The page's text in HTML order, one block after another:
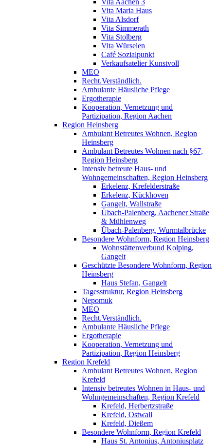
Vita Aachen 3
Vita Maria Haus
Vita Alsdorf
Vita Simmerath
Vita Stolberg
Vita Würselen
Café Sozialpunkt
Verkaufsatelier Kunstvoll
MEO
Recht.Verständlich.
Ambulante Häusliche Pflege
Ergotherapie
Kooperation, Vernetzung und
Partizipation, Region Aachen
Region Heinsberg
Ambulant Betreutes Wohnen, Region
Heinsberg
Ambulant Betreutes Wohnen nach §67,
Region Heinsberg
Intensiv betreute Haus- und
Wohngemeinschaften, Region Heinsberg
Erkelenz, Krefelderstraße
Erkelenz, Kückhoven
Gangelt, Wallstraße
Übach-Palenberg, Aachener Straße
& Mühlenweg
Übach-Palenberg, Wurmtalbrücke
Besondere Wohnform, Region Heinsberg
Wohnstättenverbund Kolping,
Gangelt
Geschützte Besondere Wohnform, Region
Heinsberg
Haus Stefan, Gangelt
Tagesstruktur, Region Heinsberg
Nepomuk
MEO
Recht.Verständlich.
Ambulante Häusliche Pflege
Ergotherapie
Kooperation, Vernetzung und
Partizipation, Region Heinsberg
Region Krefeld
Ambulant Betreutes Wohnen, Region
Krefeld
Intensiv betreutes Wohnen in Haus- und
Wohngemeinschaften, Region Krefeld
Krefeld, Herbertzstraße
Krefeld, Ostwall
Krefeld, Dießem
Besondere Wohnform, Region Krefeld
Haus St. Antonius, Antoniusplatz